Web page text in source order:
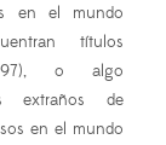
en el mundo
títulos
o algo
extraños de
en el mundo